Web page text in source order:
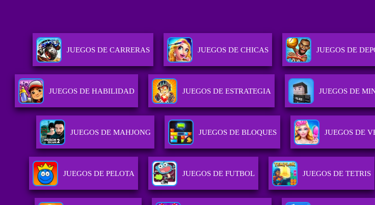
JUEGOS DE CARRERAS JUEGOS DE CHICAS JUEGOS DE
JUEGOS DE HABILIDAD JUEGOS DE ESTRATEGIA JUEGOS DE
JUEGOS DE MAHJONG JUEGOS DE BLOQUES JUEGOS DE
JUEGOS DE PELOTA JUEGOS DE FUTBOL JUEGOS DE TETRIS